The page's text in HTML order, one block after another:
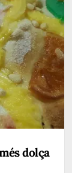
dolça